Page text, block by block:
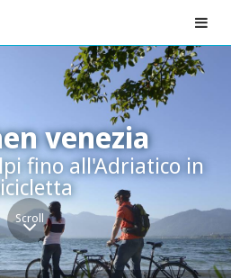
venezia
fino all'Adriatico in
Scroll